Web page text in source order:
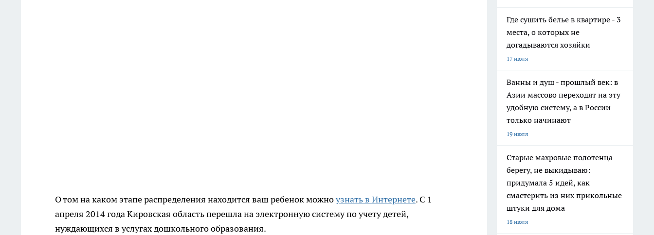
О том на каком этапе распределения находится ваш ребенок можноузнать в Интернете. С 1
апреля 2014 года Кировская область перешла на электронную систему по учету детей,
нуждающихся в услугах дошкольного образования.
Где сушить белье в квартире - 3
места, о которых не
догадываются хозяйки
17 июля
Ванны и душ - прошлый век: в
Азии массово переходят на эту
удобную систему, а в России
только начинают
19 июля
Старые махровые полотенца
берегу, не выкидываю:
придумала 5 идей, как
смастерить из них прикольные
штуки для дома
18 июля